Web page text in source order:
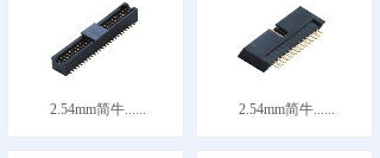
2.54mm简牛...... 2.54mm简牛......